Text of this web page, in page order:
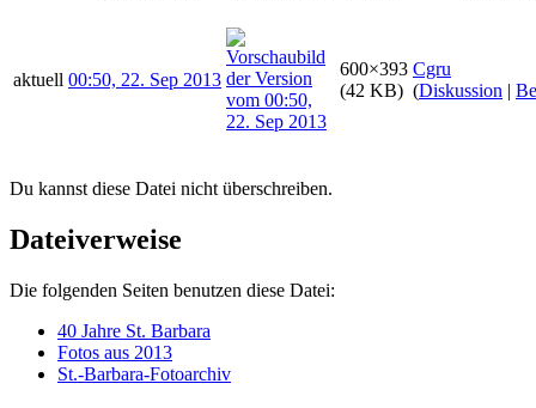
aktuell 00:50, 22. Sep 2013
600×393
(42 KB)
Cgru
(Diskussion |
Du kannst diese Datei nicht überschreiben.
Dateiverweise
Die folgenden Seiten benutzen diese Datei:
40 Jahre St. Barbara
Fotos aus 2013
St.-Barbara-Fotoarchiv